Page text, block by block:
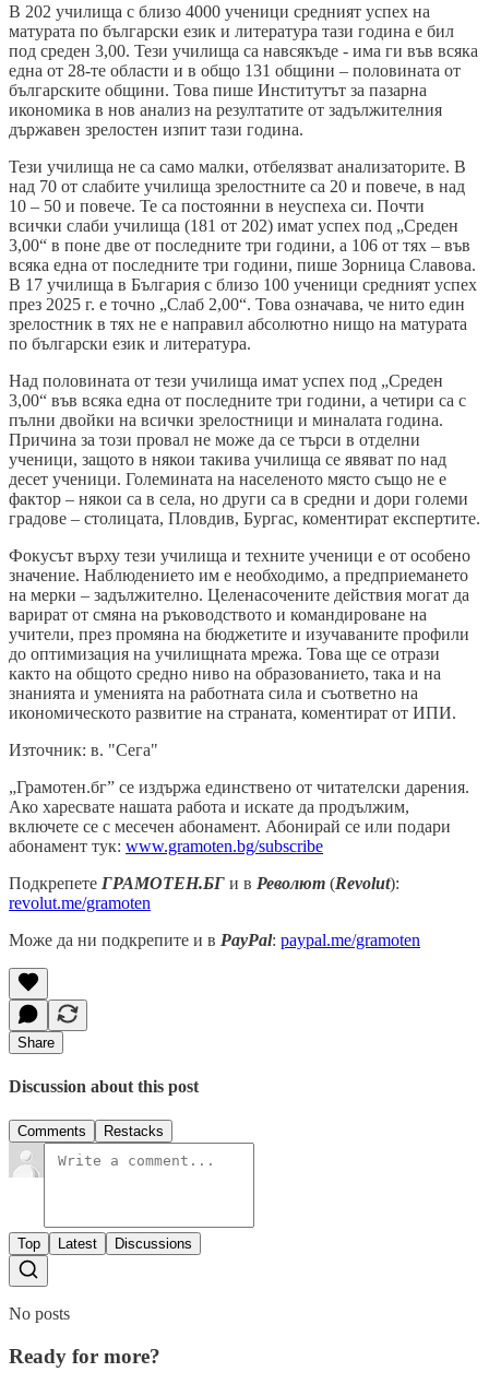
В 202 училища с близо 4000 ученици средният успех на
матурата по български език и литература тази година е бил
под среден 3,00. Тези училища са навсякъде - има ги във всяка
една от 28-те области и в общо 131 общини – половината от
българските общини. Това пише Институтът за пазарна
икономика в нов анализ на резултатите от задължителния
държавен зрелостен изпит тази година.
Тези училища не са само малки, отбелязват анализаторите. В
над 70 от слабите училища зрелостните са 20 и повече, в над
10 – 50 и повече. Те са постоянни в неуспеха си. Почти
всички слаби училища (181 от 202) имат успех под „Среден
3,00“ в поне две от последните три години, а 106 от тях – във
всяка една от последните три години, пише Зорница Славова.
В 17 училища в България с близо 100 ученици средният успех
през 2025 г. е точно „Слаб 2,00“. Това означава, че нито един
зрелостник в тях не е направил абсолютно нищо на матурата
по български език и литература.
Над половината от тези училища имат успех под „Среден
3,00“ във всяка една от последните три години, а четири са с
пълни двойки на всички зрелостници и миналата година.
Причина за този провал не може да се търси в отделни
ученици, защото в някои такива училища се явяват по над
десет ученици. Големината на населеното място също не е
фактор – някои са в села, но други са в средни и дори големи
градове – столицата, Пловдив, Бургас, коментират експертите.
Фокусът върху тези училища и техните ученици е от особено
значение. Наблюдението им е необходимо, а предприемането
на мерки – задължително. Целенасочените действия могат да
варират от смяна на ръководството и командироване на
учители, през промяна на бюджетите и изучаваните профили
до оптимизация на училищната мрежа. Това ще се отрази
както на общото средно ниво на образованието, така и на
знанията и уменията на работната сила и съответно на
икономическото развитие на страната, коментират от ИПИ.
Източник: в. "Сега"
„Грамотен.бг” се издържа единствено от читателски дарения.
Ако харесвате нашата работа и искате да продължим,
включете се с месечен абонамент. Абонирай се или подари
абонамент тук: www.gramoten.bg/subscribe
Подкрепете ГРАМОТЕН.БГ и в Револют (Revolut):
revolut.me/gramoten
Може да ни подкрепите и в PayPal: paypal.me/gramoten
Share
Discussion about this post
Comments Restacks
Top Latest Discussions
No posts
Ready for more?